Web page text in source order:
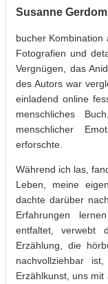
Susanne
bucher Kombination
Fotografien und
Vergnügen, das
des Autors war
einladend online
menschliches
menschlicher
erforschte.
Während ich las,
Leben, meine
dachte darüber
Erfahrungen
entfaltet, verwebt
Erzählung, die
nachvollziehbar
Erzählkunst, uns